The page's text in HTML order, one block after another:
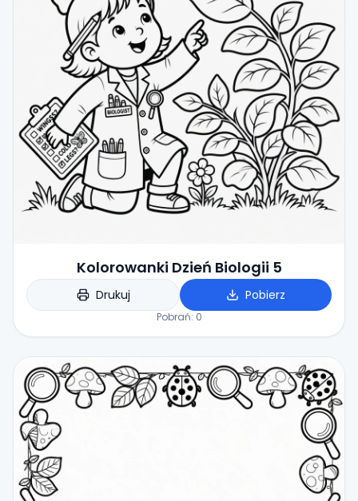
Kolorowanki Dzień Biologii 5
Drukuj Pobierz
Pobrań: 0